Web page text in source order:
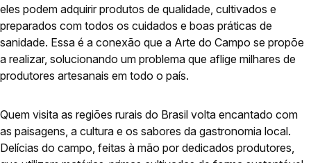
eles podem adquirir produtos de qualidade, cultivados e
preparados com todos os cuidados e boas práticas de
sanidade. Essa é a conexão que a Arte do Campo se propõe
a realizar, solucionando um problema que aflige milhares de
produtores artesanais em todo o país.
Quem visita as regiões rurais do Brasil volta encantado com
as paisagens, a cultura e os sabores da gastronomia local.
Delícias do campo, feitas à mão por dedicados produtores,